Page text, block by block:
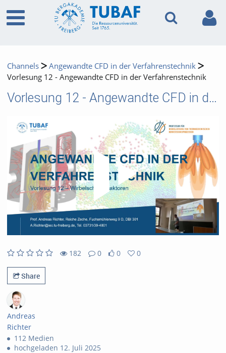
Channels
Angewandte CFD in der Verfahrenstechnik
Vorlesung 12 - Angewandte CFD in der Verfahrenstechnik
Vorlesung 12 - Angewandte CFD in der Verfahrenstechnik
182
0
0
0
Share
Andreas
Richter
112 Medien
hochgeladen 12. Juli 2025